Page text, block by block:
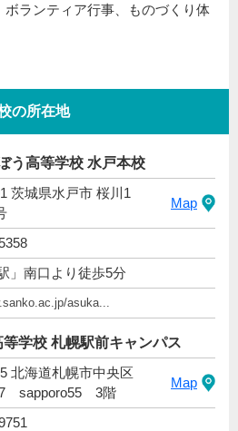
ランティア行事、ものづくり体
の所在地
う高等学校 水戸本校
茨城県水戸市 桜川1
Map
」南口より徒歩5分
asuka...
学校 札幌駅前キャンパス
北海道札幌市中央区
7 sapporo55 3階
Map